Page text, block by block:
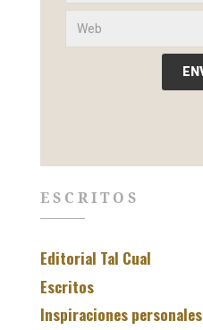
ESCRITOS
Editorial Tal Cual
Escritos
Inspiraciones personales